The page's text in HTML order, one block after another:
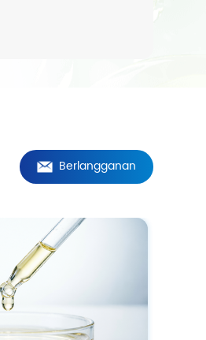
Berlangganan